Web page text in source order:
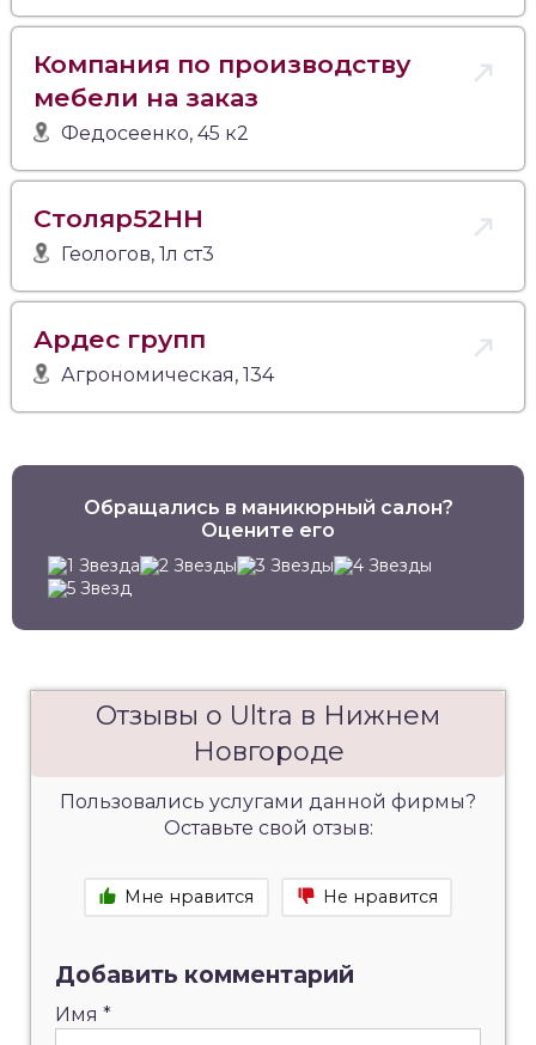
Компания по производству
мебели на заказ
Федосеенко, 45 к2
Столяр52НН
Геологов, 1л ст3
Ардес групп
Агрономическая, 134
Обращались в маникюрный салон?
Оцените его
Отзывы о Ultra в Нижнем
Новгороде
Пользовались услугами данной фирмы?
Оставьте свой отзыв:
Мне нравится Не нравится
Добавить комментарий
Имя *